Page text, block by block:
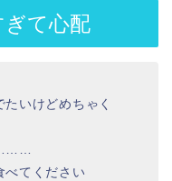
て心配
いけどめちゃく
べてください